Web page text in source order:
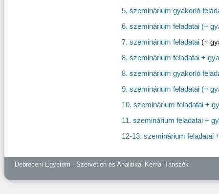
5. szeminárium gyakorló
6. szeminárium feladatai (+
7. szeminárium feladatai (+
8. szeminárium feladatai +
8. szeminárium gyakorló
9. szeminárium feladatai (+
10. szeminárium feladatai +
11. szeminárium feladatai +
12-13. szeminárium feladatai
Debreceni Egyetem - Szervetlen és Analitikai Kémai Tanszék